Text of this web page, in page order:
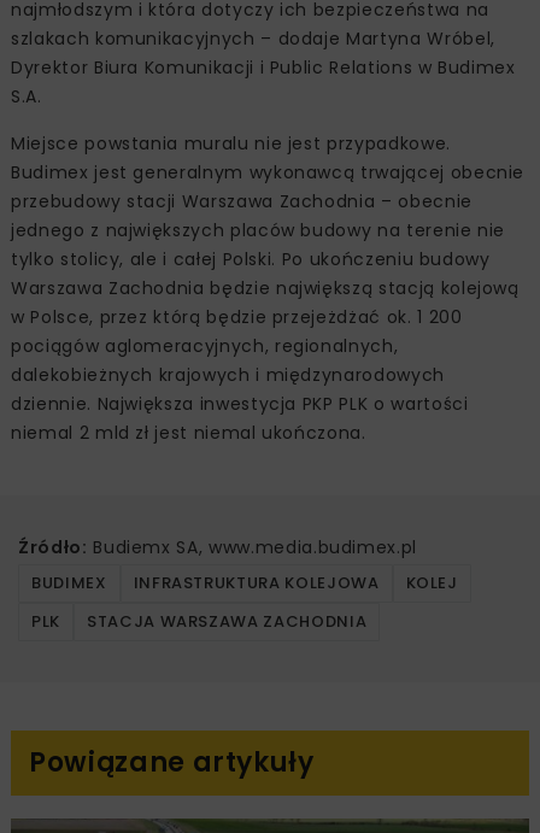
ale też ludzi oraz zwierzęta.
– Budujemy i modernizujemy nie tylko dworce i linie
kolejowe, ale też drogi, mosty, a nawet lotniska.
Zmieniamy świat na lepszy, nie zapominając, że robimy
to dla ludzi. Warszawski mural nawiązuje do szerokiego
spektrum naszych działań, w tym m.in. tych związanych
bezpośrednio z bezpiecznym transportem. To
zagadnienie szczególnie nam bliskie ze względu na
naszą autorską akcję Hello ICE, którą ‎dedykujemy
najmłodszym i która dotyczy ich bezpieczeństwa ‎na
szlakach komunikacyjnych – dodaje Martyna Wróbel,
Dyrektor Biura Komunikacji i Public Relations w Budimex
S.A.‎
Miejsce powstania muralu nie jest przypadkowe.
Budimex jest generalnym wykonawcą trwającej obecnie
tylko stolicy, ale i całej Polski. Po ukończeniu budowy
Warszawa Zachodnia będzie największą stacją kolejową
w Polsce, przez którą będzie przejeżdżać ok. 1 200
pociągów aglomeracyjnych, regionalnych,
Źródło:Budiemx SA, www.media.budimex.pl